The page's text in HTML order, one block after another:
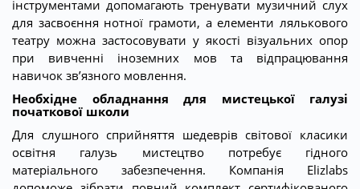
інструментами допомагають тренувати музичний слух
для засвоєння нотної грамоти, а елементи лялькового
театру можна застосовувати у якості візуальних опор
при вивченні іноземних мов та відпрацювання
навичок зв’язного мовлення.
Необхідне обладнання для мистецької галузі
початкової школи
Для слушного сприйняття шедеврів світової класики
освітня галузь мистецтво потребує гідного
матеріального забезпечення. Компанія Elizlabs